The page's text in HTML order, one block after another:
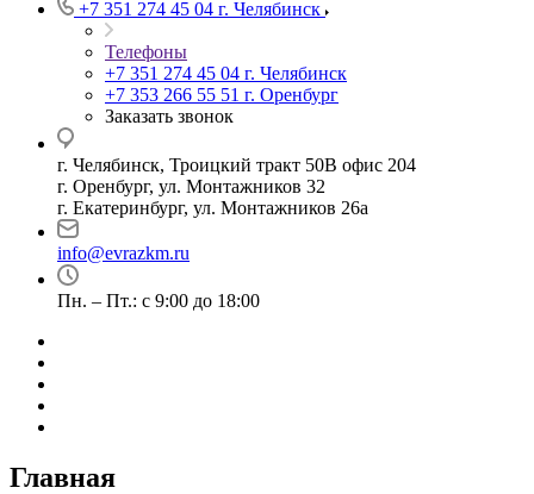
+7 351 274 45 04 г. Челябинск
Телефоны
+7 351 274 45 04 г. Челябинск
+7 353 266 55 51 г. Оренбург
Заказать звонок
г. Челябинск, Троицкий тракт 50В офис 204
г. Оренбург, ул. Монтажников 32
г. Екатеринбург, ул. Монтажников 26а
info@evrazkm.ru
Пн. – Пт.: с 9:00 до 18:00
Главная